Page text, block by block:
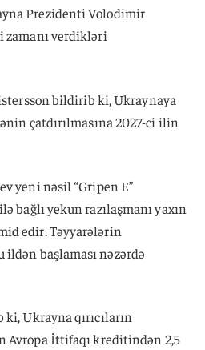
Prezidenti Volodimir
zamanı verdikləri
bildirib ki, Ukraynaya
çatdırılmasına 2027-ci ilin
yeni nəsil “Gripen E”
bağlı yekun razılaşmanı yaxın
edir. Təyyarələrin
başlaması nəzərdə
Ukrayna qırıcıların
Avropa İttifaqı kreditindən 2,5